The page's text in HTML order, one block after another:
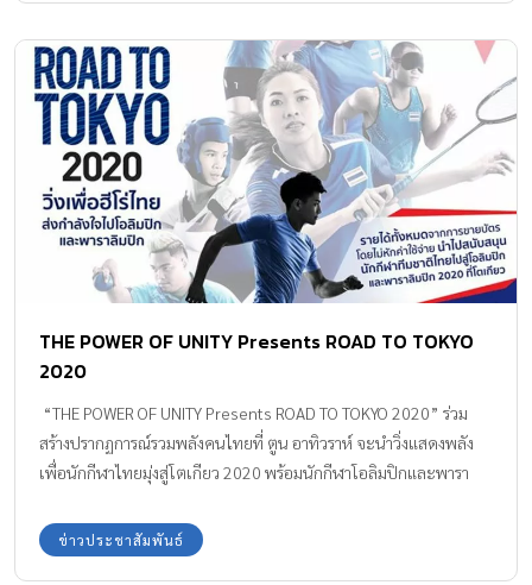
THE POWER OF UNITY Presents ROAD TO TOKYO
2020
“THE POWER OF UNITY Presents ROAD TO TOKYO 2020” ร่วม
สร้างปรากฏการณ์รวมพลังคนไทยที่ ตูน อาทิวราห์ จะนำวิ่งแสดงพลัง
เพื่อนักกีฬาไทยมุ่งสู่โตเกียว 2020 พร้อมนักกีฬาโอลิมปิกและพารา
ร่วมร้องเพลงเชียร์เพื่อชาติไทย THE POWER OF UNITY ได้แก่ ตูน อาทิ
วราห์, BNK48, แสตมป์ อภิวัชร์, ป๊อด โมเดิร์นด็อก, โจอี้ บอย และใบ
ข่าวประชาสัมพันธ์